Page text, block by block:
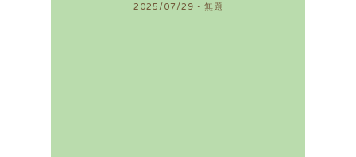
2025/07/29 - 無題